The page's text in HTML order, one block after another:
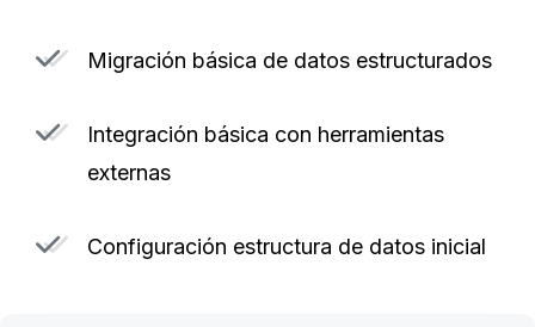
Migración básica de datos estructurados
Integración básica con herramientas
externas
Configuración estructura de datos inicial